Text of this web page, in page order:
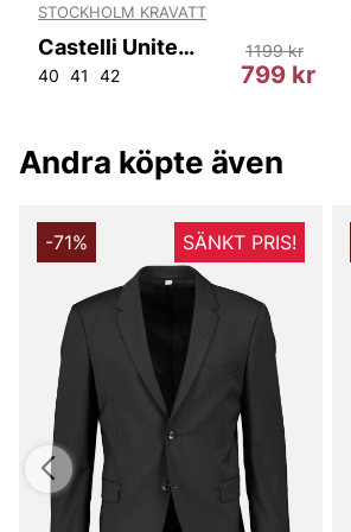
STOCKHOLM KRAVATT
Castelli United Kingdom Slim Fit
40 41 42 799 kr
1199 kr
Andra köpte även
-71% SÄNKT PRIS!